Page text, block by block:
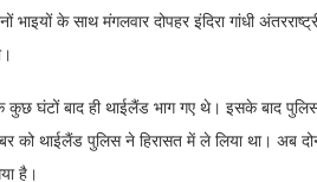
भाइयों के साथ मंगलवार दोपहर इंदिरा गांधी
कुछ घंटों बाद ही थाईलैंड भाग गए थे। इसके बाद
को थाईलैंड पुलिस ने हिरासत में ले लिया था। अब
है।